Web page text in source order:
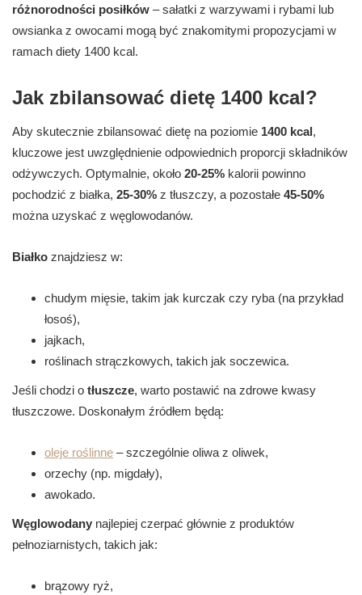
różnorodności posiłków – sałatki z warzywami i rybami lub
owsianka z owocami mogą być znakomitymi propozycjami w
ramach diety 1400 kcal.
Jak zbilansować dietę 1400 kcal?
Aby skutecznie zbilansować dietę na poziomie 1400 kcal,
kluczowe jest uwzględnienie odpowiednich proporcji składników
odżywczych. Optymalnie, około 20-25% kalorii powinno
pochodzić z białka, 25-30% z tłuszczy, a pozostałe 45-50%
można uzyskać z węglowodanów.
Białko znajdziesz w:
chudym mięsie, takim jak kurczak czy ryba (na przykład
łosoś),
jajkach,
roślinach strączkowych, takich jak soczewica.
Jeśli chodzi o tłuszcze, warto postawić na zdrowe kwasy
tłuszczowe. Doskonałym źródłem będą:
oleje roślinne – szczególnie oliwa z oliwek,
orzechy (np. migdały),
awokado.
Węglowodany najlepiej czerpać głównie z produktów
pełnoziarnistych, takich jak:
brązowy ryż,